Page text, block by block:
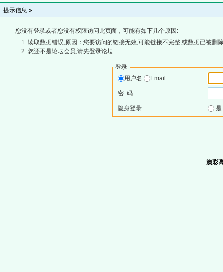
提示信息 »
您没有登录或者您没有权限访问此页面，可能有如下几个原因:
读取数据错误,原因：您要访问的链接无效,可能链接不完整,或数据已被删
您还不是论坛会员,请先登录论坛
登录
用户名
Email
密 码
隐身登录
澳彩